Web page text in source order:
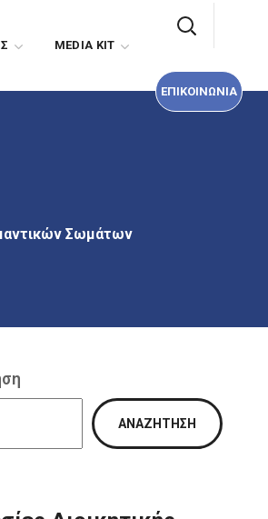
MEDIA KIT
ΕΠΙΚΟΙΝΩΝΙΑ
Σωμάτων
ΑΝΑΖΉΤΗΣΗ